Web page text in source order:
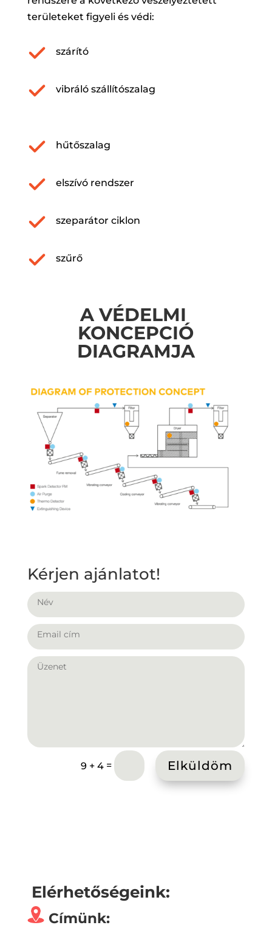
területeket figyeli és védi:
szárító
vibráló szállítószalag
hűtőszalag
elszívó rendszer
szeparátor ciklon
szűrő
A VÉDELMI
KONCEPCIÓ
DIAGRAMJA
Kérjen ajánlatot!
9 + 4 = Elküldöm
Elérhetőségeink:
Címünk: